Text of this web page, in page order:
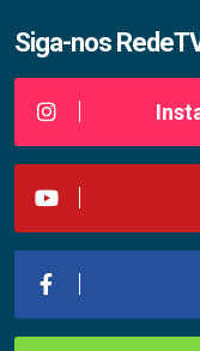
Siga-nos